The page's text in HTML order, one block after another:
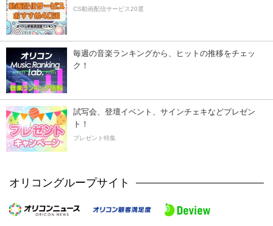
CS動画配信サービス20選
毎週の音楽ランキングから、ヒットの推移をチェッ
ク！
試写会、登壇イベント、サインチェキなどプレゼン
ト！
プレゼント特集
オリコングループサイト